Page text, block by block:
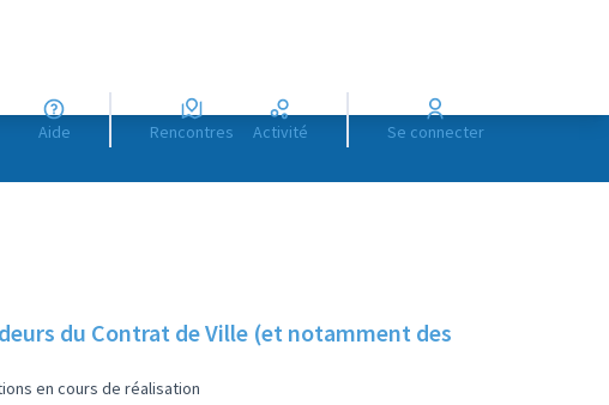
Aide Rencontres Activité Se connecter
du Contrat de Ville (et notamment des
en cours de réalisation